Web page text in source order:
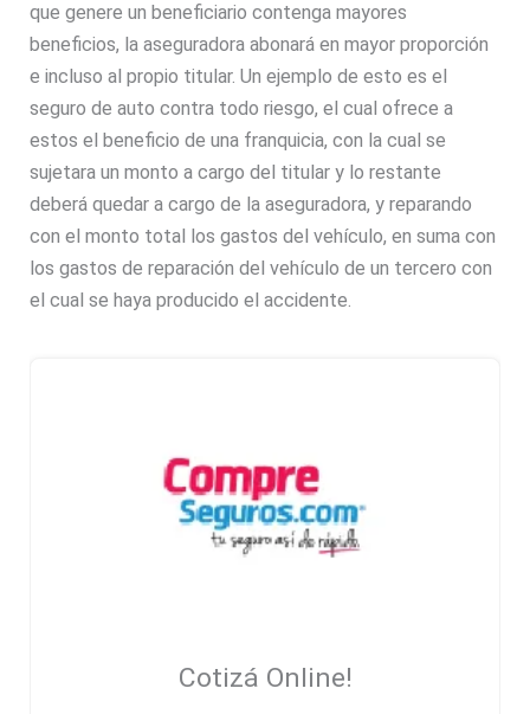
que genere un beneficiario contenga mayores
beneficios, la aseguradora abonará en mayor proporción
e incluso al propio titular. Un ejemplo de esto es el
seguro de auto contra todo riesgo, el cual ofrece a
estos el beneficio de una franquicia, con la cual se
sujetara un monto a cargo del titular y lo restante
deberá quedar a cargo de la aseguradora, y reparando
con el monto total los gastos del vehículo, en suma con
los gastos de reparación del vehículo de un tercero con
el cual se haya producido el accidente.
Cotizá Online!